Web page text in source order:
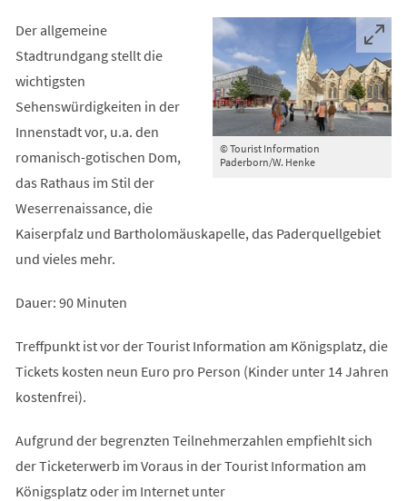
© Tourist Information
Paderborn/W. Henke
Der allgemeine
Stadtrundgang stellt die
wichtigsten
Sehenswürdigkeiten in der
Innenstadt vor, u.a. den
romanisch-gotischen Dom,
das Rathaus im Stil der
Weserrenaissance, die
Kaiserpfalz und Bartholomäuskapelle, das Paderquellgebiet
und vieles mehr.
Dauer: 90 Minuten
Treffpunkt ist vor der Tourist Information am Königsplatz, die
Tickets kosten neun Euro pro Person (Kinder unter 14 Jahren
kostenfrei).
Aufgrund der begrenzten Teilnehmerzahlen empfiehlt sich
der Ticketerwerb im Voraus in der Tourist Information am
Königsplatz oder im Internet unter